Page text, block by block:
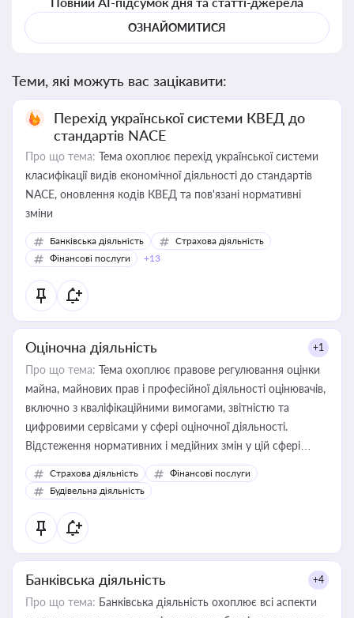
ОЗНАЙОМИТИСЯ
Теми, які можуть вас зацікавити:
Перехід української системи КВЕД до
стандартів NACE
Про що тема: Тема охоплює перехід української системи
класифікації видів економічної діяльності до стандартів
NACE, оновлення кодів КВЕД та пов'язані нормативні
зміни
Банківська діяльність
Страхова діяльність
Фінансові послуги
+13
Оціночна діяльність +1
Про що тема: Тема охоплює правове регулювання оцінки
майна, майнових прав і професійної діяльності оцінювачів,
включно з кваліфікаційними вимогами, звітністю та
цифровими сервісами у сфері оціночної діяльності.
Відстеження нормативних і медійних змін у цій сфері
корисне для власника бізнесу, керівника, юриста або
бухгалтера під час оподаткування, приватизації, оренди
державного майна, корпоративних угод і перевірки
статусу суб'єктів оціночної діяльності
Страхова діяльність
Фінансові послуги
Будівельна діяльність
Банківська діяльність +4
Про що тема: Банківська діяльність охоплює всі аспекти